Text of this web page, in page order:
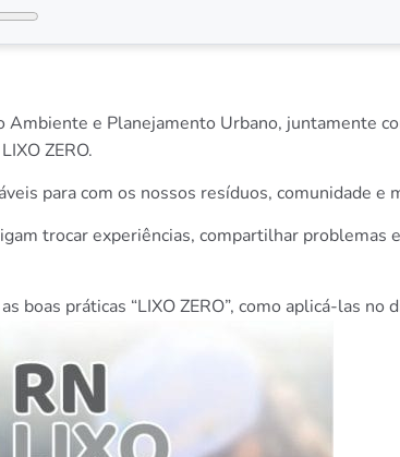
e Planejamento Urbano, juntamente
ZERO.
para com os nossos resíduos, comunidade e
trocar experiências, compartilhar problemas
práticas “LIXO ZERO”, como aplicá-las no